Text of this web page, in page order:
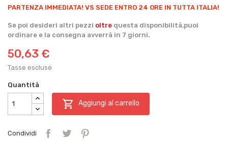
PARTENZA IMMEDIATA! VS SEDE ENTRO 24 ORE IN TUTTA ITALIA!
Se poi desideri altri pezzi oltre questa disponibilità,puoi
ordinare e la consegna avverrà in 7 giorni.
50,63 €
Tasse escluse
Quantità
 Aggiungi al carrello
Condividi